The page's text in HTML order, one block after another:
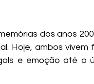
dos anos
Hoje, ambos vivem
e emoção até o